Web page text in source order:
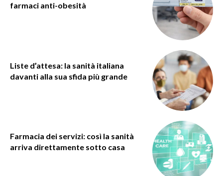
farmaci anti-obesità
Liste d’attesa: la sanità italiana
davanti alla sua sfida più grande
Farmacia dei servizi: così la sanità
arriva direttamente sotto casa